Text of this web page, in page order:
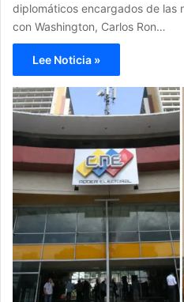
diplomáticos encargados de las
con Washington, Carlos Ron…
Lee Noticia »